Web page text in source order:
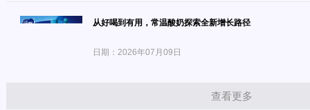
从好喝到有用，常温酸奶探索全新增长路径
日期：2026年07月09日
查看更多